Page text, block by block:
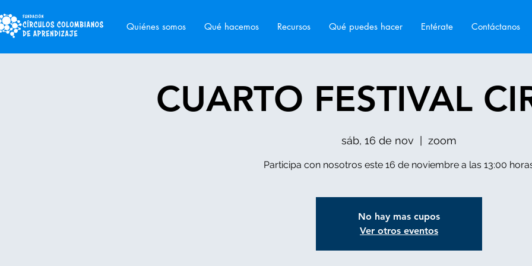
Quiénes somos Qué hacemos Recursos Qué puedes hacer Entérate Contáctanos
CUARTO FESTIVAL
sáb, 16 de nov zoom
Participa con nosotros este 16 de noviembre a las 13:00
No hay mas cupos
Ver otros eventos